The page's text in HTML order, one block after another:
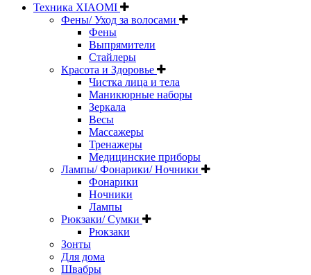
Техника XIAOMI
Фены/ Уход за волосами
Фены
Выпрямители
Стайлеры
Красота и Здоровье
Чистка лица и тела
Маникюрные наборы
Зеркала
Весы
Массажеры
Тренажеры
Медицинские приборы
Лампы/ Фонарики/ Ночники
Фонарики
Ночники
Лампы
Рюкзаки/ Сумки
Рюкзаки
Зонты
Для дома
Швабры